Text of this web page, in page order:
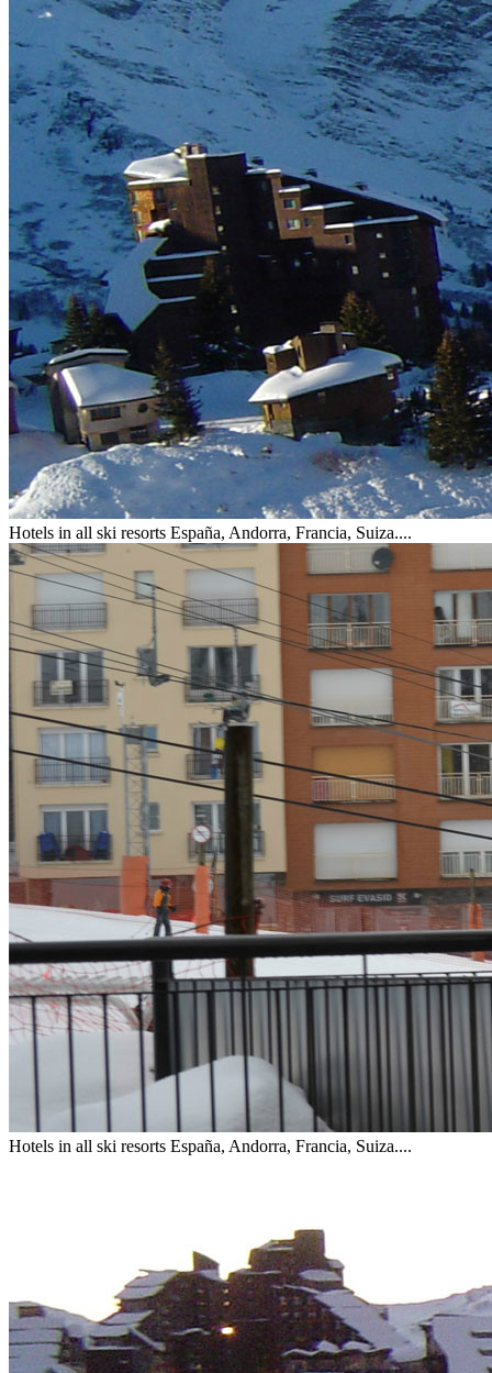
Hotels in all ski resorts España, Andorra, Francia, Suiza....
Hotels in all ski resorts España, Andorra, Francia, Suiza....